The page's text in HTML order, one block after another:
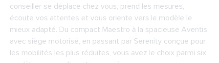
conseiller se déplace chez vous, prend les mesures,
écoute vos attentes et vous oriente vers le modèle le
mieux adapté. Du compact Maestro à la spacieuse Aventis
avec siège motorisé, en passant par Serenity conçue pour
les mobilités les plus réduites, vous avez le choix parmi six